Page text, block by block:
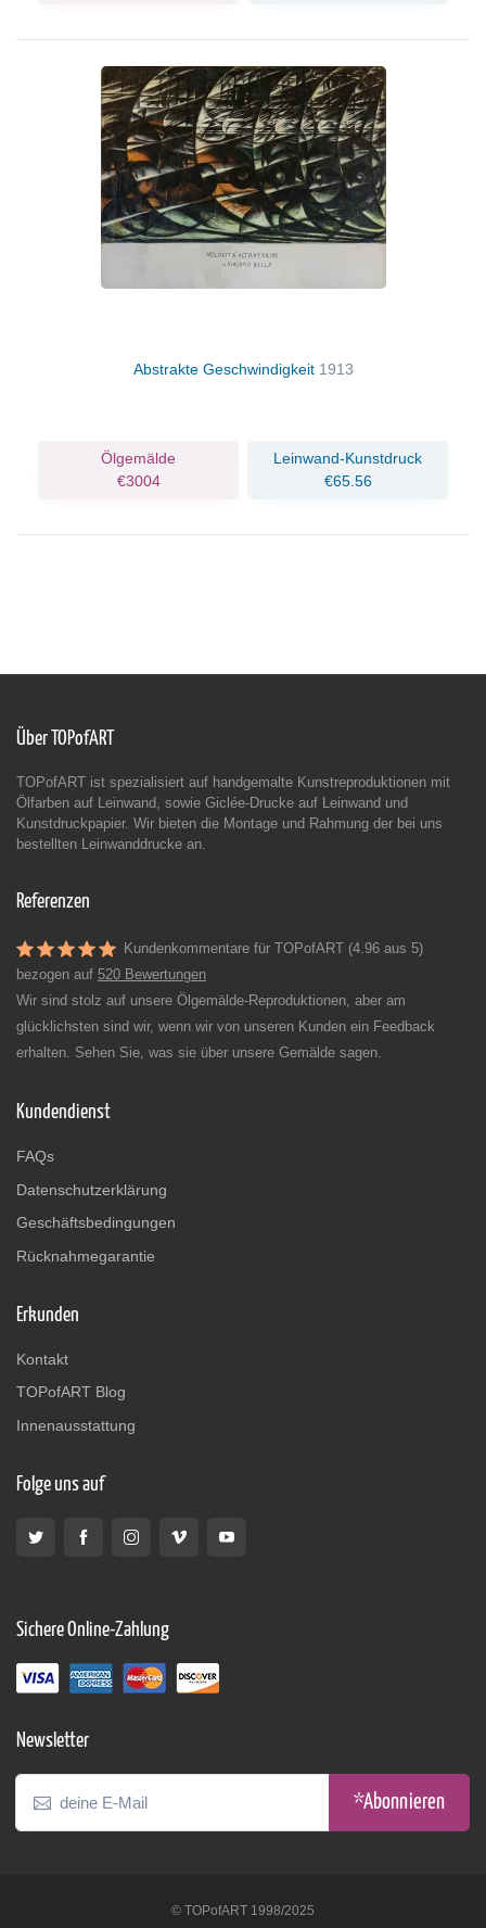
Abstrakte Geschwindigkeit 1913
Ölgemälde
€3004
Leinwand-Kunstdruck
€65.56
Über TOPofART
TOPofART ist spezialisiert auf handgemalte Kunstreproduktionen mit
Ölfarben auf Leinwand, sowie Giclée-Drucke auf Leinwand und
Kunstdruckpapier. Wir bieten die Montage und Rahmung der bei uns
bestellten Leinwanddrucke an.
Referenzen
Kundenkommentare für TOPofART (4.96 aus 5)
bezogen auf 520 Bewertungen
Wir sind stolz auf unsere Ölgemälde-Reproduktionen, aber am
glücklichsten sind wir, wenn wir von unseren Kunden ein Feedback
erhalten. Sehen Sie, was sie über unsere Gemälde sagen.
Kundendienst
FAQs
Datenschutzerklärung
Geschäftsbedingungen
Rücknahmegarantie
Erkunden
Kontakt
TOPofART Blog
Innenausstattung
Folge uns auf
Sichere Online-Zahlung
Newsletter
*Abonnieren
© TOPofART 1998/2025